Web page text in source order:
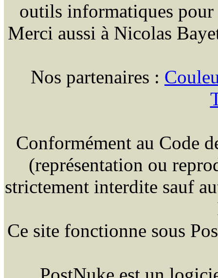
outils informatiques pour
Merci aussi à Nicolas
Nos partenaires :
Conformément au Code
(représentation ou
strictement interdite sauf
Ce site fonctionne sous